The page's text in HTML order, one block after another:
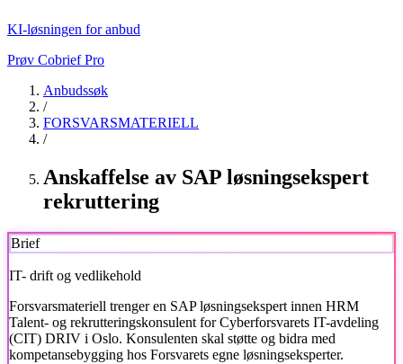
KI-løsningen for anbud
Prøv Cobrief Pro
Anbudssøk
/
FORSVARSMATERIELL
/
Anskaffelse av SAP løsningsekspert
rekruttering
Brief
IT- drift og vedlikehold
Forsvarsmateriell trenger en SAP løsningsekspert innen HRM
Talent- og rekrutteringskonsulent for Cyberforsvarets IT-avdeling
(CIT) DRIV i Oslo. Konsulenten skal støtte og bidra med
kompetansebygging hos Forsvarets egne løsningseksperter.